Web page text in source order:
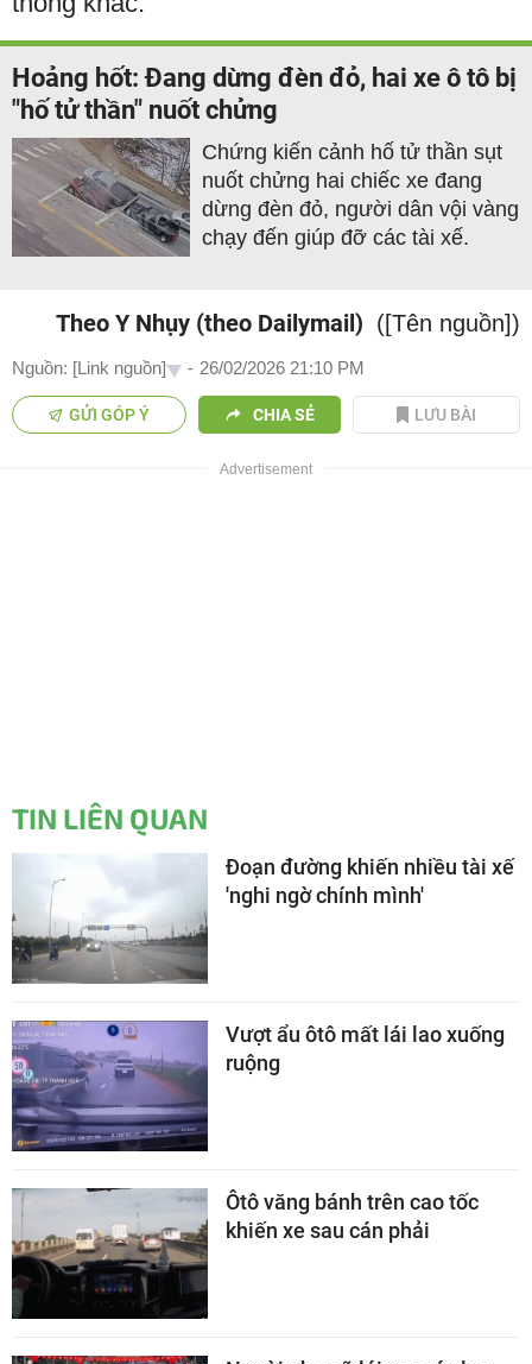
Hoảng hốt: Đang dừng đèn đỏ, hai xe ô tô bị
"hố tử thần" nuốt chửng
Chứng kiến cảnh hố tử thần sụt
nuốt chửng hai chiếc xe đang
dừng đèn đỏ, người dân vội vàng
chạy đến giúp đỡ các tài xế.
Theo Y Nhụy (theo Dailymail) ([Tên nguồn])
Nguồn: [Link nguồn] - 26/02/2026 21:10 PM
GỬI GÓP Ý CHIA SẺ LƯU BÀI
TIN LIÊN QUAN
Đoạn đường khiến nhiều tài xế
'nghi ngờ chính mình'
Vượt ẩu ôtô mất lái lao xuống
ruộng
Ôtô văng bánh trên cao tốc
khiến xe sau cán phải